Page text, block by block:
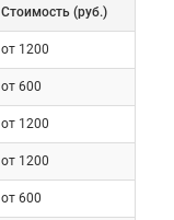
Cтоимость (руб.)
от 1200
от 600
от 1200
от 1200
от 600